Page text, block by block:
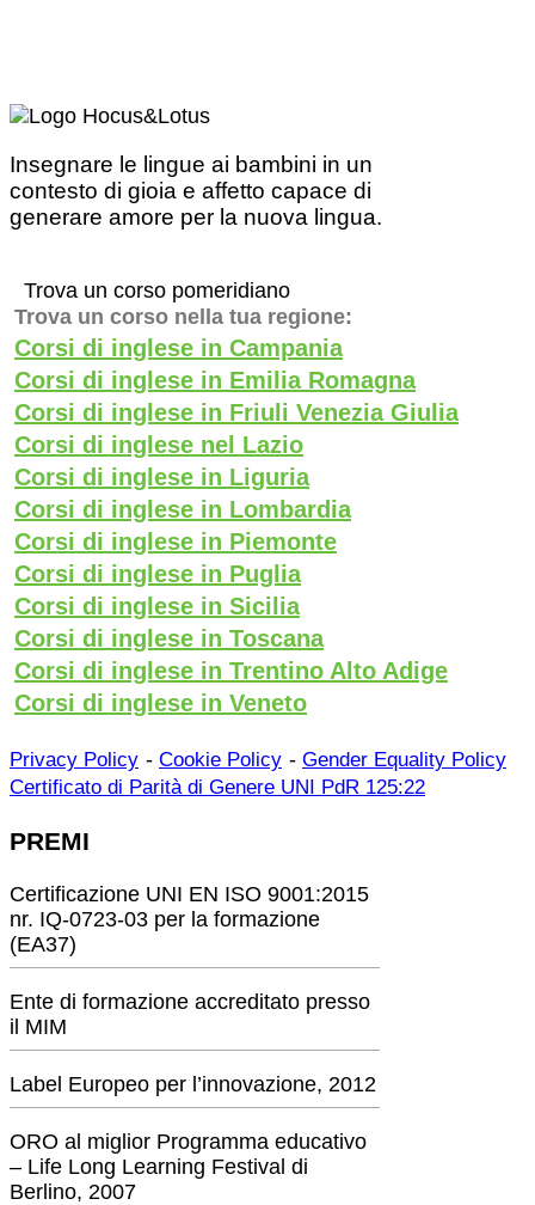
Insegnare le lingue ai bambini in un
contesto di gioia e affetto capace di
generare amore per la nuova lingua.
Trova un corso pomeridiano
Trova un corso nella tua regione:
Corsi di inglese in Campania
Corsi di inglese in Emilia Romagna
Corsi di inglese in Friuli Venezia Giulia
Corsi di inglese nel Lazio
Corsi di inglese in Liguria
Corsi di inglese in Lombardia
Corsi di inglese in Piemonte
Corsi di inglese in Puglia
Corsi di inglese in Sicilia
Corsi di inglese in Toscana
Corsi di inglese in Trentino Alto Adige
Corsi di inglese in Veneto
Privacy Policy - Cookie Policy - Gender Equality Policy
Certificato di Parità di Genere UNI PdR 125:22
PREMI
Certificazione UNI EN ISO 9001:2015
nr. IQ-0723-03 per la formazione
(EA37)
Ente di formazione accreditato presso
il MIM
Label Europeo per l’innovazione, 2012
ORO al miglior Programma educativo
– Life Long Learning Festival di
Berlino, 2007